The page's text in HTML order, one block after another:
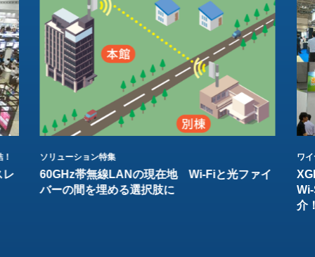
レ
ソリューション特集
60GHz帯無線LANの現在地 Wi-Fiと光ファイ
バーの間を埋める選択肢に
ワ
介